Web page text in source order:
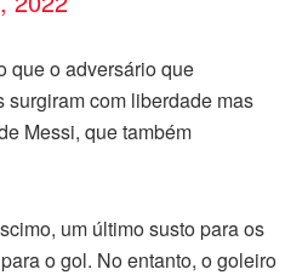
que o adversário que
com liberdade mas
Messi, que também
um último susto para os
o gol. No entanto, o goleiro